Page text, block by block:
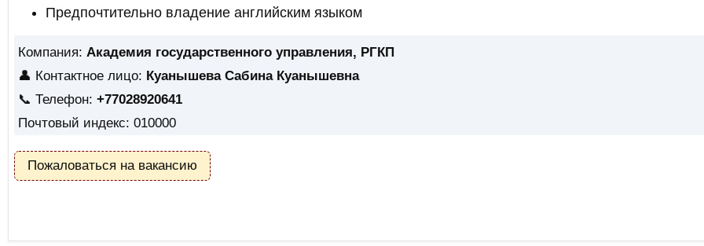
Предпочтительно владение английским языком
Компания: Академия государственного управления, РГКП
👤 Контактное лицо: Куанышева Сабина Куанышевна
📞 Телефон: +77028920641
Почтовый индекс: 010000
Пожаловаться на вакансию